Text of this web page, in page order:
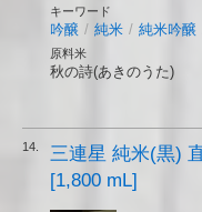
キーワード
吟醸 / 純米 / 純米吟醸
原料米
秋の詩(あきのうた)
14.
三連星 純米(黒)
[1,800 mL]